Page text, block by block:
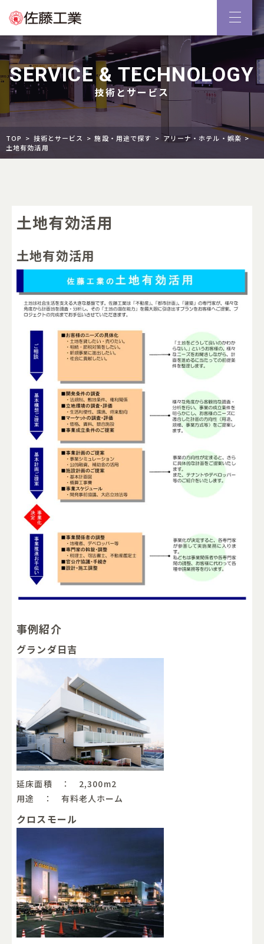
SERVICE & TECHNOLOGY
技術とサービス
TOP 技術とサービス 施設・用途で探す
アリーナ・ホテル・娯楽
土地有効活用
土地有効活用
土地有効活用
事例紹介
グランダ日吉
延床面積 ： 2,300m2
用途 ： 有料老人ホーム
クロスモール